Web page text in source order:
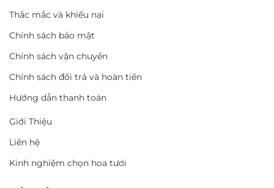
Thắc mắc và khiếu nại
Chính sách bảo mật
Chính sách vận chuyển
Chính sách đổi trả và hoàn tiền
Hướng dẫn thanh toán
Giới Thiệu
Liên hệ
Kinh nghiệm chọn hoa tươi